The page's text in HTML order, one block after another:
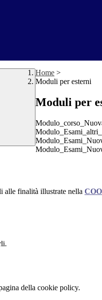
Home >
Moduli per esterni
Moduli per
alle finalità illustrate nella
della cookie policy.